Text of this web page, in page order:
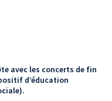
avec les concerts de fin
d’éducation